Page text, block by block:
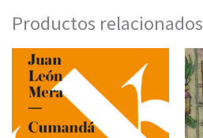
Productos relacionados